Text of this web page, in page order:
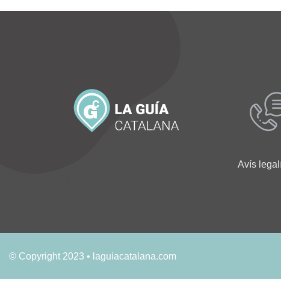
Avís legal
© Copyright 2023 • laguiacatalana.com